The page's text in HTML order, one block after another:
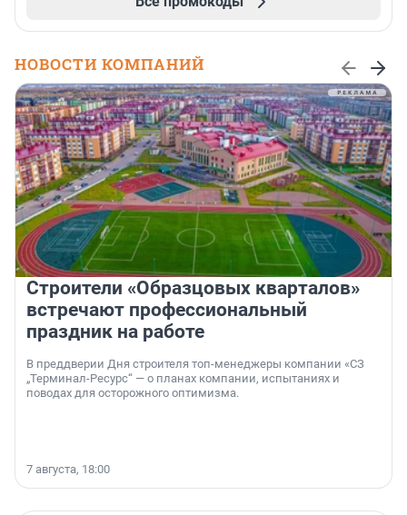
НОВОСТИ КОМПАНИЙ
Строители «Образцовых кварталов»
встречают профессиональный
праздник на работе
В преддверии Дня строителя топ-менеджеры компании «СЗ
„Терминал-Ресурс“ — о планах компании, испытаниях и
поводах для осторожного оптимизма.
7 августа, 18:00